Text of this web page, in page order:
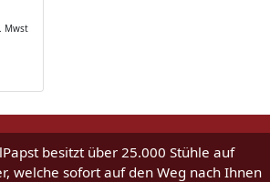
Mwst
besitzt über 25.000 Stühle auf
welche sofort auf den Weg nach Ihnen